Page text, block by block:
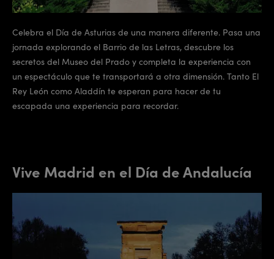
Celebra el Día de Asturias de una manera diferente. Pasa una
jornada explorando el Barrio de las Letras, descubre los
secretos del Museo del Prado y completa la experiencia con
un espectáculo que te transportará a otra dimensión. Tanto El
Rey León como Aladdín te esperan para hacer de tu
escapada una experiencia para recordar.
Vive Madrid en el Día de Andalucía